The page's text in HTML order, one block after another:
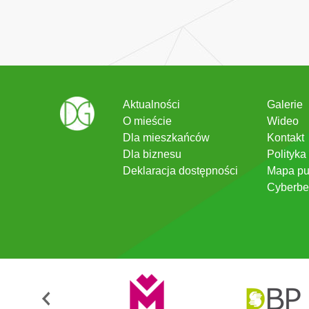
Aktualności
O mieście
Dla mieszkańców
Dla biznesu
Deklaracja dostępności
Galerie
Wideo
Kontakt
Mapa